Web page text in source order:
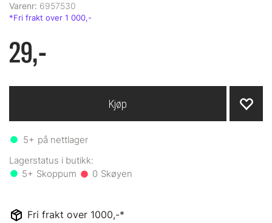
Varenr: 6957530
29,-
5+ på nettlager
5+ 0
Kjøp
Fri frakt over 1000,-*